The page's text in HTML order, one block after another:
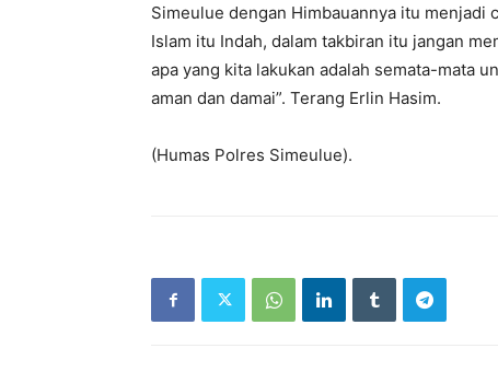
Simeulue dengan Himbauannya itu menjadi
Islam itu Indah, dalam takbiran itu jangan
apa yang kita lakukan adalah semata-mata
aman dan damai”. Terang Erlin Hasim.
(Humas Polres Simeulue).